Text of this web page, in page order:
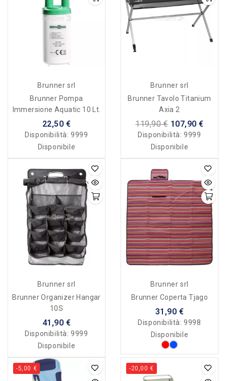
Brunner srl
Brunner Pompa
Immersione Aquatic 10 Lt.
22,50 €
Disponibilità:9999
Disponibile
Brunner srl
Brunner Tavolo Titanium
Axia 2
119,90 € 107,90 €
Disponibilità:9999
Disponibile
Brunner srl
Brunner Organizer Hangar
10S
41,90 €
Disponibilità:9999
Disponibile
Brunner srl
Brunner Coperta Tjago
31,90 €
Disponibilità:9998
Disponibile
-5,00 € -20,00 €